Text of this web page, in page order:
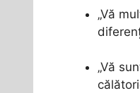
„Vă
„Vă